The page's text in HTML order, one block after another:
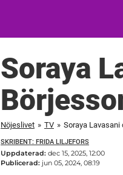
Soraya
Nöjeslivet » TV » Soraya
SKRIBENT: FRIDA LILJEFORS
Uppdaterad: dec 15, 2025, 12:00
Publicerad: jun 05, 2024, 08:19